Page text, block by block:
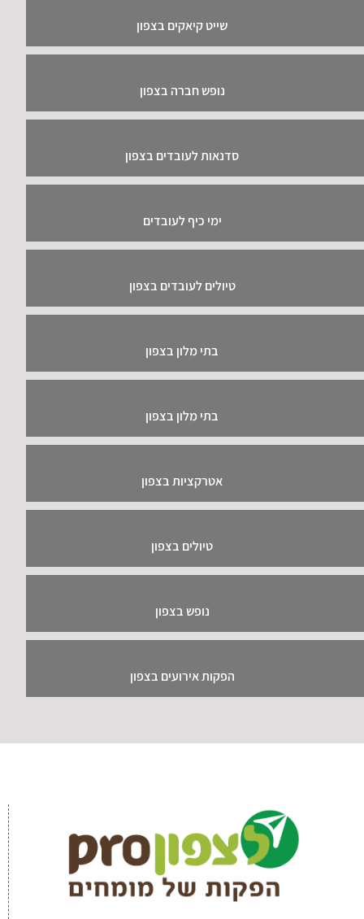
שייט קיאקים בצפון
נופש חברה בצפון
סדנאות לעובדים בצפון
ימי כיף לעובדים
טיולים לעובדים בצפון
בתי מלון בצפון
בתי מלון בצפון
אטרקציות בצפון
טיולים בצפון
נופש בצפון
הפקות אירועים בצפון